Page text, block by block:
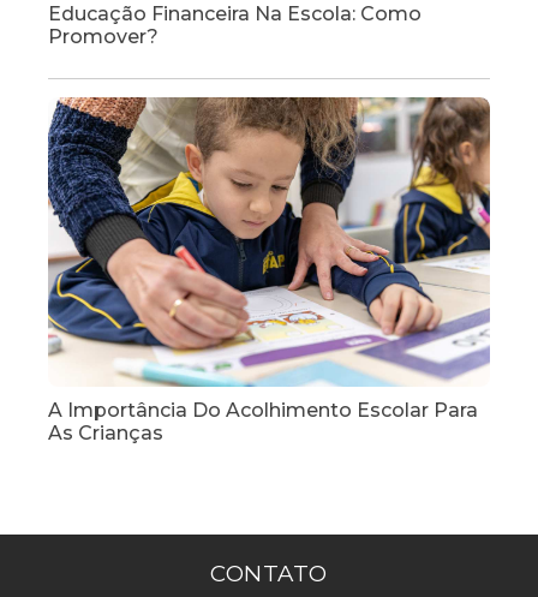
Educação Financeira Na Escola: Como
Promover?
A Importância Do Acolhimento Escolar Para
As Crianças
CONTATO